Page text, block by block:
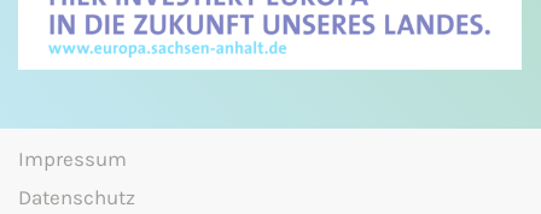
Impressum
Datenschutz